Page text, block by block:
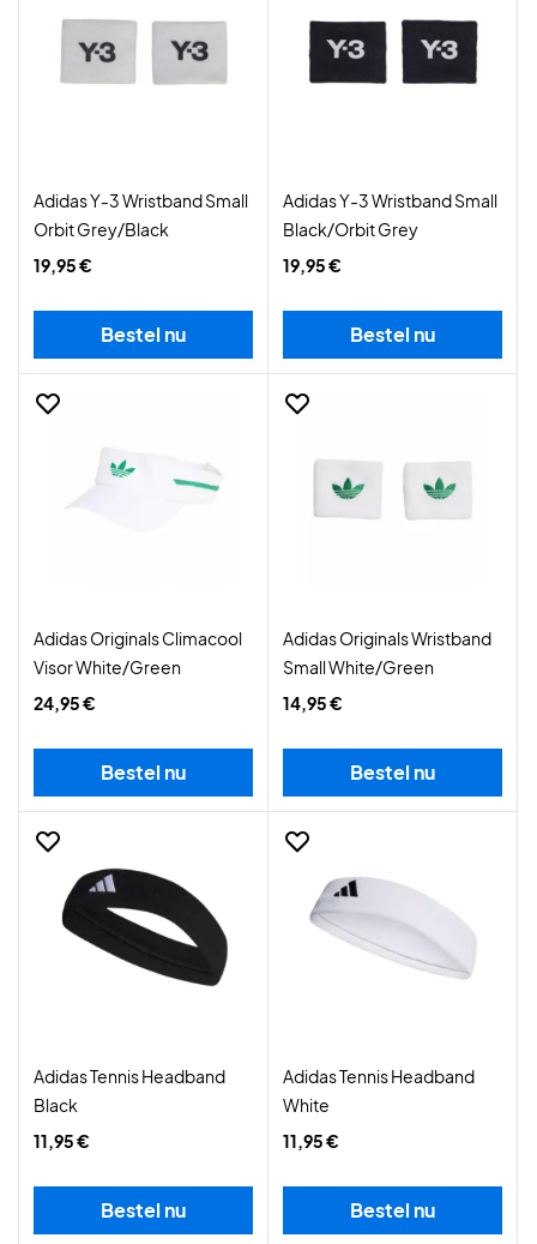
Adidas Y-3 Wristband Small
Orbit Grey/Black
19,95 €
Bestel nu
Adidas Y-3 Wristband Small
Black/Orbit Grey
19,95 €
Bestel nu
Adidas Originals Climacool
Visor White/Green
24,95 €
Bestel nu
Adidas Originals Wristband
Small White/Green
14,95 €
Bestel nu
Adidas Tennis Headband
Black
11,95 €
Bestel nu
Adidas Tennis Headband
White
11,95 €
Bestel nu